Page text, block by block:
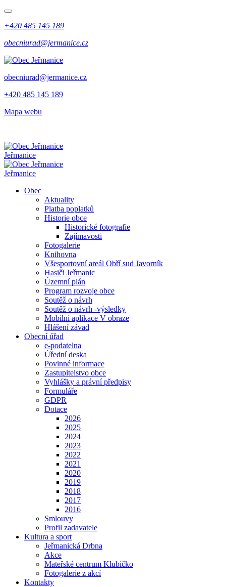
+420 485 145 189
obecniurad@jermanice.cz
obecniurad@jermanice.cz
+420 485 145 189
Mapa webu
Jeřmanice
Jeřmanice
Obec
Aktuality
Platba poplatků
Historie obce
Historické fotografie
Zajímavosti
Fotogalerie
Knihovna
Všesportovní areál Obří sud Javorník
Hasiči Jeřmanic
Územní plán
Program rozvoje obce
Soutěž o návrh
Soutěž o návrh -výsledky
Mobilní aplikace V obraze
Hlášení závad
Obecní úřad
e-podatelna
Úřední deska
Povinné informace
Zastupitelstvo obce
Vyhlášky a právní předpisy
Formuláře
GDPR
Dotace
2026
2025
2024
2023
2022
2021
2020
2019
2018
2017
2016
Smlouvy
Profil zadavatele
Kultura a sport
Jeřmanická Drbna
Akce
Mateřské centrum Klubíčko
Fotogalerie z akcí
Kontakty